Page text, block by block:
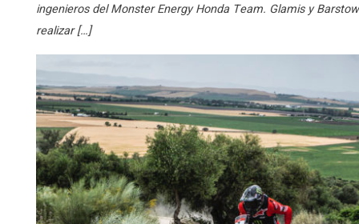
ingenieros del Monster Energy Honda Team. Glamis y
realizar […]